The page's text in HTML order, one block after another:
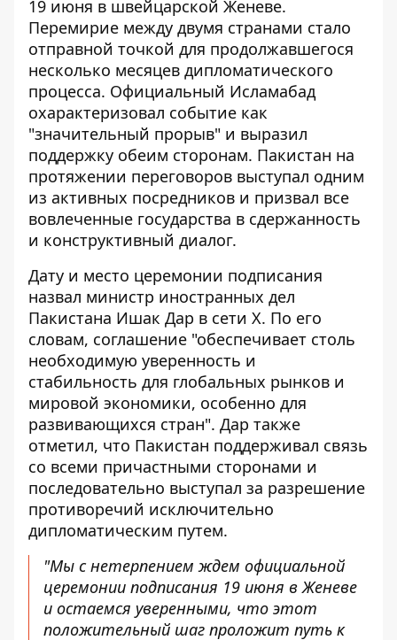
19 июня в швейцарской Женеве.
Перемирие между двумя странами стало
отправной точкой для продолжавшегося
несколько месяцев дипломатического
процесса. Официальный Исламабад
охарактеризовал событие как
"значительный прорыв" и выразил
поддержку обеим сторонам. Пакистан на
протяжении переговоров выступал одним
из активных посредников и призвал все
вовлеченные государства в сдержанность
и конструктивный диалог.
Дату и место церемонии подписания
назвал министр иностранных дел
Пакистана Ишак Дар в сети Х. По его
словам, соглашение "обеспечивает столь
необходимую уверенность и
стабильность для глобальных рынков и
мировой экономики, особенно для
развивающихся стран". Дар также
отметил, что Пакистан поддерживал связь
со всеми причастными сторонами и
последовательно выступал за разрешение
противоречий исключительно
дипломатическим путем.
"Мы с нетерпением ждем официальной
церемонии подписания 19 июня в Женеве
и остаемся уверенными, что этот
положительный шаг проложит путь к